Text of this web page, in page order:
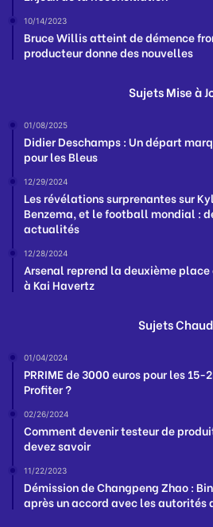
10/14/2023
Bruce Willis atteint de démence
producteur donne des nouvelles
Sujets Mise à
01/08/2025
Didier Deschamps : Un départ
pour les Bleus
12/29/2024
Les révélations surprenantes sur
Benzema, et le football mondial :
actualités
12/28/2024
Arsenal reprend la deuxième place
à Kai Havertz
Sujets
01/04/2024
PRRIME de 3000 euros pour les 15-
Profiter ?
02/26/2024
Comment devenir testeur de
devez savoir
11/22/2023
Démission de Changpeng Zhao :
après un accord avec les autorités